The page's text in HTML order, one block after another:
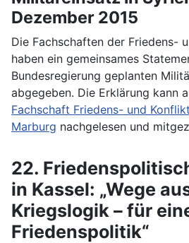
Dezember 2015
Die Fachschaften der Friedens-
haben ein gemeinsames
Bundesregierung geplanten
abgegeben. Die Erklärung kann
Fachschaft Friedens- und
Marburg nachgelesen und
22.
in Kassel: „Wege
Kriegslogik – für
Friedenspolitik“